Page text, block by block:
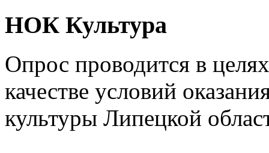
НОК Культура
Опрос проводится в
качестве условий
культуры Липецкой